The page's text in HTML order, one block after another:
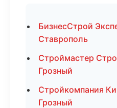
БизнесСтрой
Ставрополь
Строймастер
Грозный
Стройкомпания
Грозный